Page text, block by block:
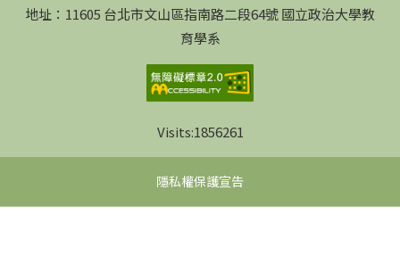
地址：11605 台北市文山區指南路二段64號 國立政治大學教
育學系
Visits:1856261
隱私權保護宣告